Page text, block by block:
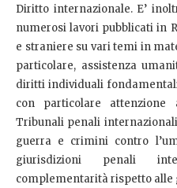
Diritto internazionale. E’
numerosi lavori pubblicati in
e straniere su vari temi in
particolare, assistenza
diritti individuali
con particolare
Tribunali penali
guerra e crimini contro
giurisdizioni penali
complementarità rispetto